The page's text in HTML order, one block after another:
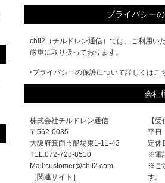
プライバシー
chil2（チルドレン通信）では、ご利用い
厳重に取り扱っております。
‣プライバシーの保護について詳しくはこ
会社
株式会社チルドレン通信
〒562-0035
大阪府箕面市船場東1-11-43
TEL:072-728-8510
Mail:customer@chil2.com
［関連サイト］
【受
平日
定休
※電
※ご
す。